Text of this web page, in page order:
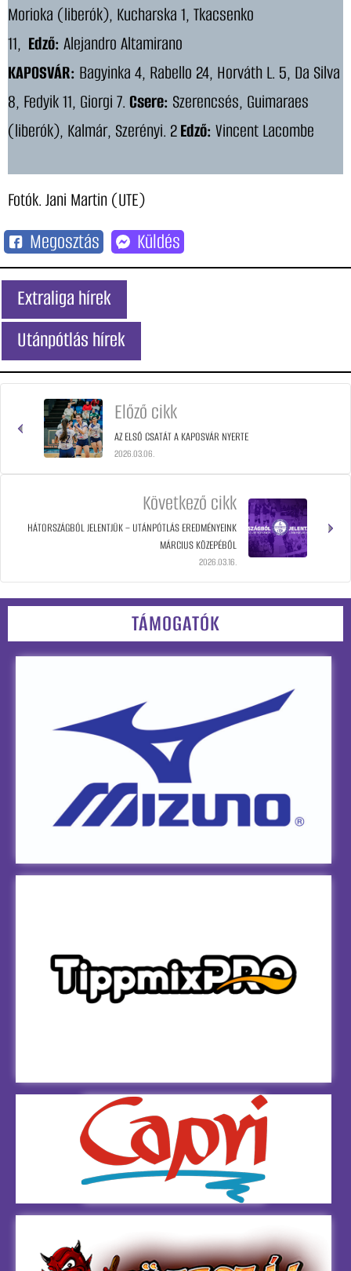
Morioka (liberók), Kucharska 1, Tkacsenko
11, Edző:Alejandro Altamirano
KAPOSVÁR: Bagyinka 4, Rabello 24, Horváth L. 5, Da Silva
8, Fedyik 11, Giorgi 7.Csere: Szerencsés, Guimaraes
(liberók), Kalmár, Szerényi. 2Edző:Vincent Lacombe
Fotók. Jani Martin (UTE)
Megosztás Küldés
Extraliga hírek
Utánpótlás hírek
Előző cikk
2026.03.06.
AZ ELSŐ CSATÁT A KAPOSVÁR NYERTE
Következő cikk
2026.03.16.
HÁTORSZÁGBÓL JELENTJÜK – UTÁNPÓTLÁS EREDMÉNYEINK
MÁRCIUS KÖZEPÉBŐL
TÁMOGATÓK